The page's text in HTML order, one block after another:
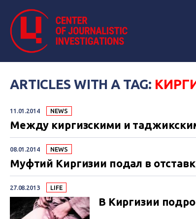
ARTICLES WITH A TAG:
11.01.2014 NEWS
Между киргизскими и
08.01.2014 NEWS
Муфтий Киргизии подал в
27.08.2013 LIFE
В Киргизии